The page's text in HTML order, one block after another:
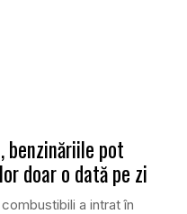
benzinăriile pot
doar o dată pe zi
a intrat în